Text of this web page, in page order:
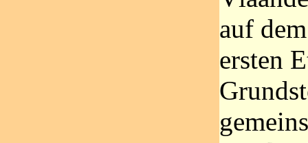
auf
ersten